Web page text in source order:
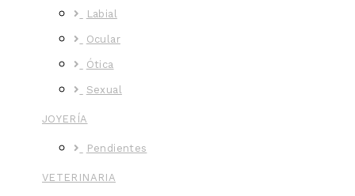
Labial
Ocular
Ótica
Sexual
JOYERÍA
Pendientes
VETERINARIA